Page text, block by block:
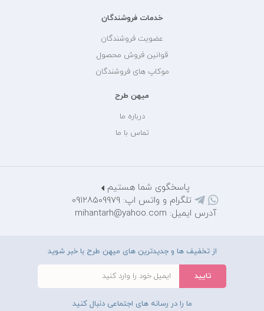
خدمات فروشندگان
عضویت فروشندگان
قوانین فروش محصول
موکاپ های فروشندگان
میهن طرح
درباره ما
تماس با ما
پاسخگوی شما هستیم
تلگرام و واتس اپ: 09128509979
آدرس ایمیل: mihantarh@yahoo.com
از تخفیف ها و جدیدترین های میهن طرح با خبر شوید
ما را در رسانه های اجتماعی دنبال کنید